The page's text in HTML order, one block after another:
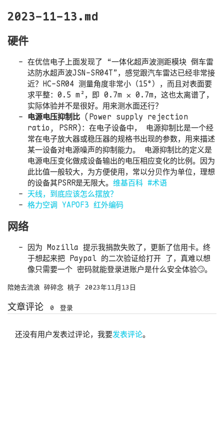
2023-11-13.md
硬件
在优信电子上面发现了 “一体化超声波测距模块 倒车雷
达防水超声波JSN-SR04T”，感觉跟汽车雷达已经非常接
近？HC-SR04 测量角度非常小（15°），而且对表面要
求平整：0.5 m²，即 0.7m ⨉ 0.7m，这也太离谱了，
实际体验并不是很好。用来测水面还行？
电源电压抑制比 (Power supply rejection
ratio, PSRR)：在电子设备中， 电源抑制比是一个经
常在电子放大器或稳压器的规格书出现的参数，用来描述
某一设备对电源噪声的抑制能力。 电源抑制比的定义是
电源电压变化做成设备输出的电压相应变化的比例。因为
此比值一般较大，为方便使用，常以分贝作为单位，理想
的设备其PSRR是无限大。 维基百科 #术语
天线，到底应该怎么摆放？
格力空调 YAPOF3 红外编码
网络
因为 Mozilla 提示我捐款失败了，更新了信用卡。终
于想起来把 Paypal 的二次验证给打开 了，真难以想
像只需要一个 密码就能登录进账户是什么安全体验🙄。
陪她去流浪 碎碎念 桃子 2023年11月13日
文章评论 0 登录
还没有用户发表过评论，我要发表评论。